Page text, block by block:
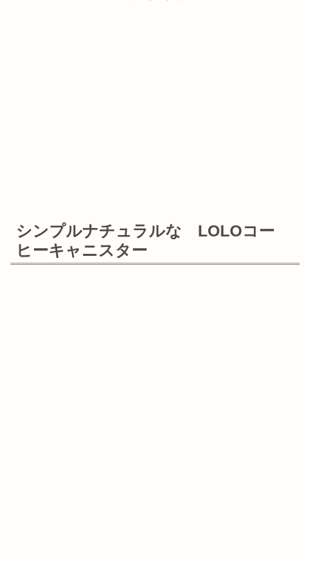
シンプルナチュラルな LOLOコー
ヒーキャニスター